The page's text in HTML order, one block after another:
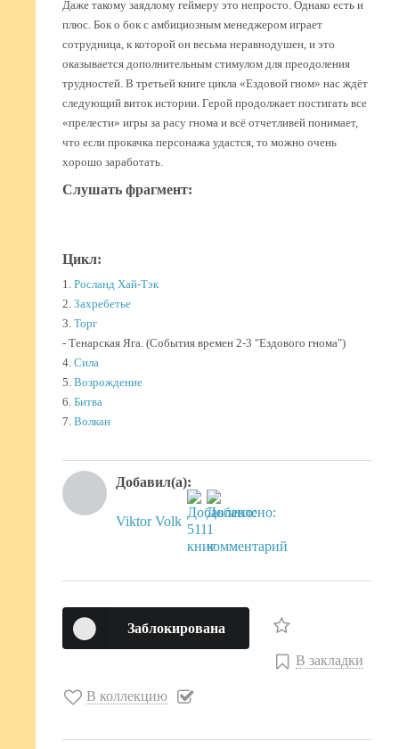
Даже такому заядлому геймеру это непросто. Однако есть и
плюс. Бок о бок с амбициозным менеджером играет
сотрудница, к которой он весьма неравнодушен, и это
оказывается дополнительным стимулом для преодоления
трудностей. В третьей книге цикла «Ездовой гном» нас ждёт
следующий виток истории. Герой продолжает постигать все
«прелести» игры за расу гнома и всё отчетливей понимает,
что если прокачка персонажа удастся, то можно очень
хорошо заработать.
Слушать фрагмент:
Цикл:
1. Росланд Хай-Тэк
2. Захребетье
3. Торг
- Тенарская Яга. (События времен 2-3 "Ездового гнома")
4. Сила
5. Возрождение
6. Битва
7. Волкан
Добавил(а):
Viktor Volk
Заблокирована
В закладки
В коллекцию